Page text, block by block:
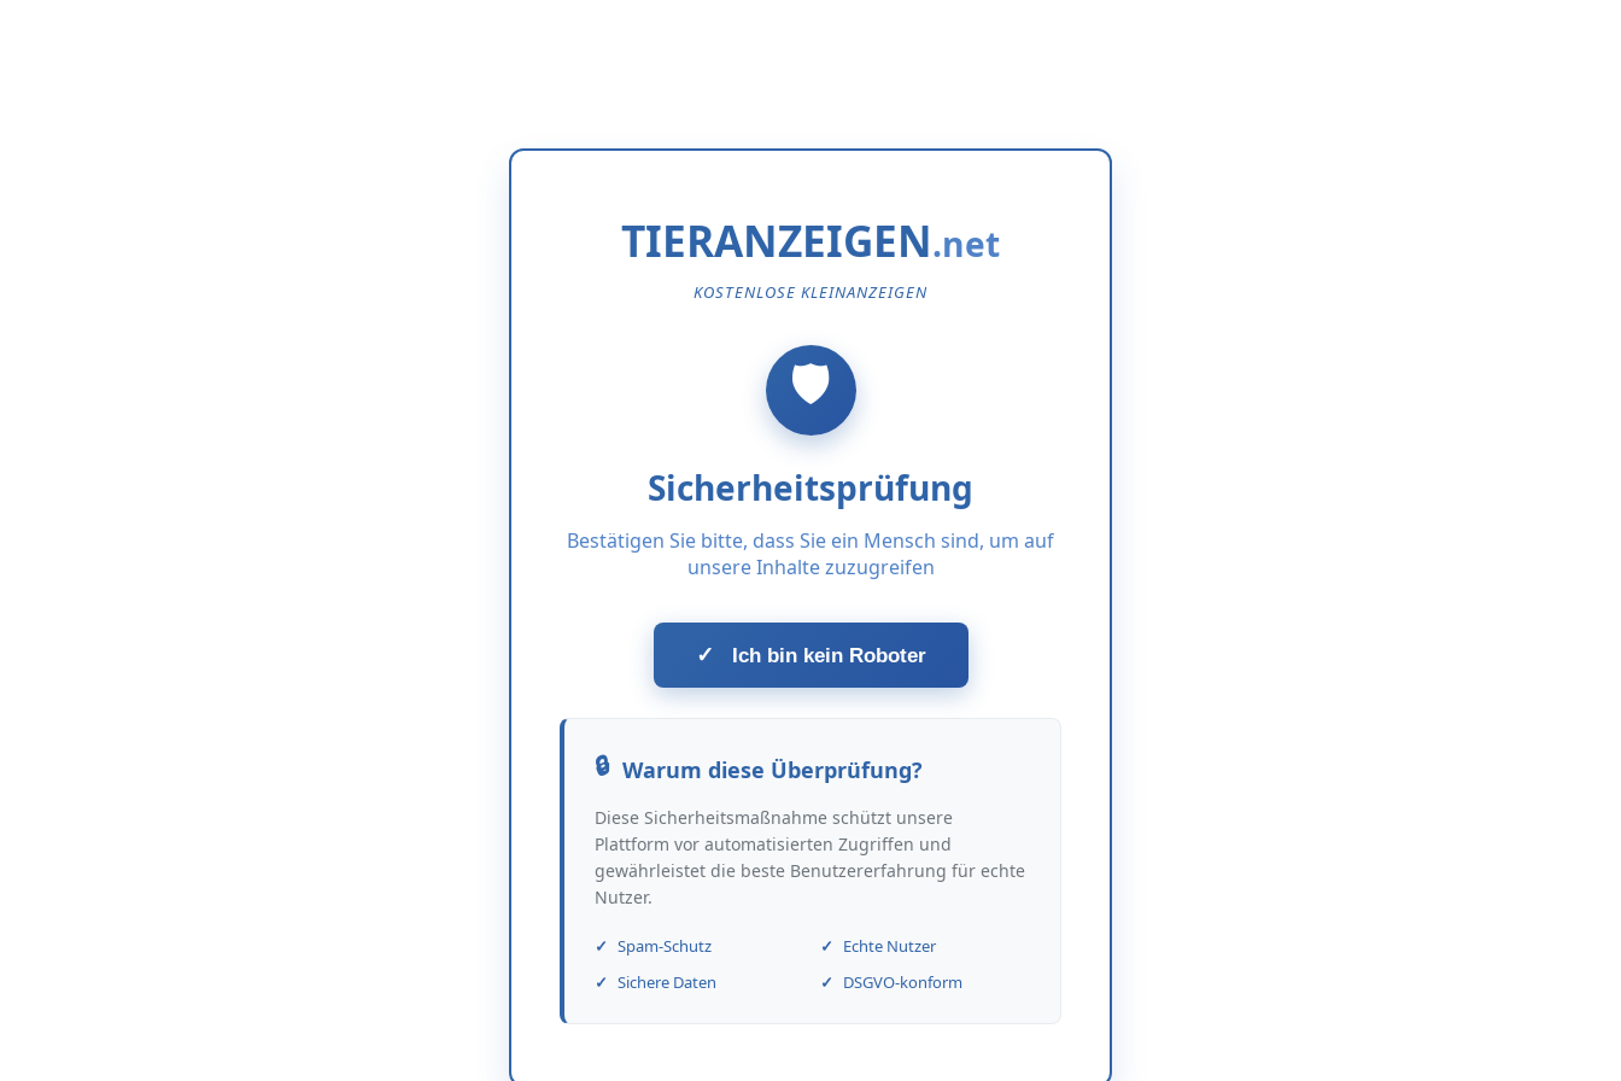
TIERANZEIGEN
KOSTENLOSE KLEINANZEIGEN
Sicherheitsprüfung
Bestätigen Sie bitte, dass Sie ein Mensch sind, um auf
unsere Inhalte zuzugreifen
✓ Ich bin kein Roboter
Warum diese Überprüfung?
Diese Sicherheitsmaßnahme schützt unsere
Plattform vor automatisierten Zugriffen und
gewährleistet die beste Benutzererfahrung für echte
Nutzer.
Spam-Schutz
Echte Nutzer
Sichere Daten
DSGVO-konform